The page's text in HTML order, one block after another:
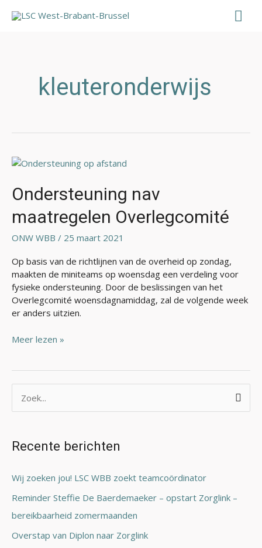
naar
kleuteronderwijs
Ondersteuning nav
maatregelen Overlegcomité
ONW WBB / 25 maart 2021
Op basis van de richtlijnen van de overheid op zondag,
maakten de miniteams op woensdag een verdeling voor
fysieke ondersteuning. Door de beslissingen van het
Overlegcomité woensdagnamiddag, zal de volgende week
er anders uitzien.
Ondersteuning
maatregelen
Overlegcomité
Meer lezen »
k
:
Recente berichten
Wij zoeken jou! LSC WBB zoekt teamcoördinator
Reminder Steffie De Baerdemaeker – opstart Zorglink –
bereikbaarheid zomermaanden
Overstap van Diplon naar Zorglink